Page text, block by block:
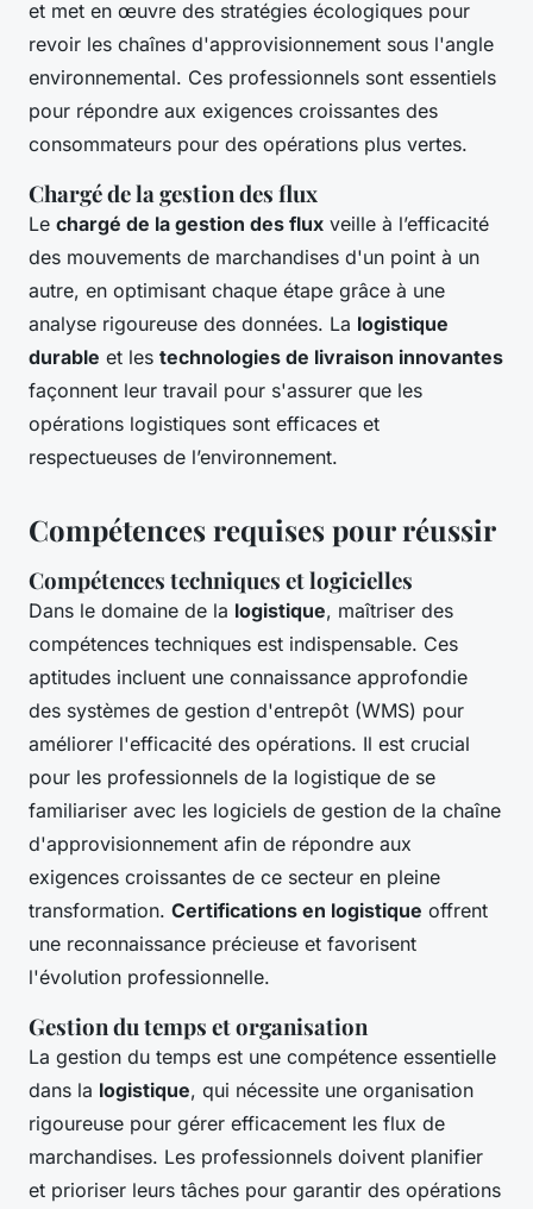
et met en œuvre des stratégies écologiques pour
revoir les chaînes d'approvisionnement sous l'angle
environnemental. Ces professionnels sont essentiels
pour répondre aux exigences croissantes des
consommateurs pour des opérations plus vertes.
Chargé de la gestion des flux
Le chargé de la gestion des flux veille à l’efficacité
des mouvements de marchandises d'un point à un
autre, en optimisant chaque étape grâce à une
analyse rigoureuse des données. La logistique
durable et les technologies de livraison innovantes
façonnent leur travail pour s'assurer que les
opérations logistiques sont efficaces et
respectueuses de l’environnement.
Compétences requises pour réussir
Compétences techniques et logicielles
Dans le domaine de la logistique, maîtriser des
compétences techniques est indispensable. Ces
aptitudes incluent une connaissance approfondie
des systèmes de gestion d'entrepôt (WMS) pour
améliorer l'efficacité des opérations. Il est crucial
pour les professionnels de la logistique de se
familiariser avec les logiciels de gestion de la chaîne
d'approvisionnement afin de répondre aux
exigences croissantes de ce secteur en pleine
transformation. Certifications en logistique offrent
une reconnaissance précieuse et favorisent
l'évolution professionnelle.
Gestion du temps et organisation
La gestion du temps est une compétence essentielle
dans la logistique, qui nécessite une organisation
rigoureuse pour gérer efficacement les flux de
marchandises. Les professionnels doivent planifier
et prioriser leurs tâches pour garantir des opérations